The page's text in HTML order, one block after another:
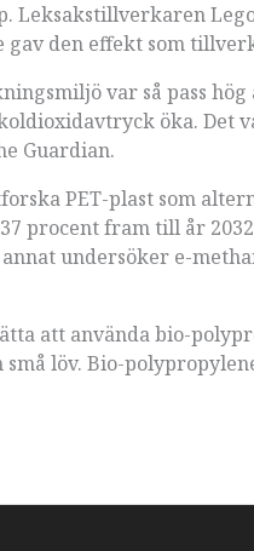
Leksakstillverkaren
den effekt som
var så pass
öka. Det
Guardian.
PET-plast som
procent fram till år
undersöker e-
att använda bio-
löv. Bio-